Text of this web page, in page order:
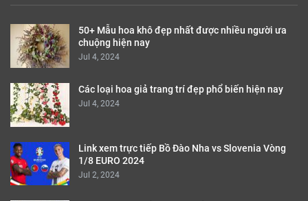
50+ Mẫu hoa khô đẹp nhất được nhiều người ưa
chuộng hiện nay
Jul 4, 2024
Các loại hoa giả trang trí đẹp phổ biến hiện nay
Jul 4, 2024
Link xem trực tiếp Bồ Đào Nha vs Slovenia Vòng
1/8 EURO 2024
Jul 2, 2024